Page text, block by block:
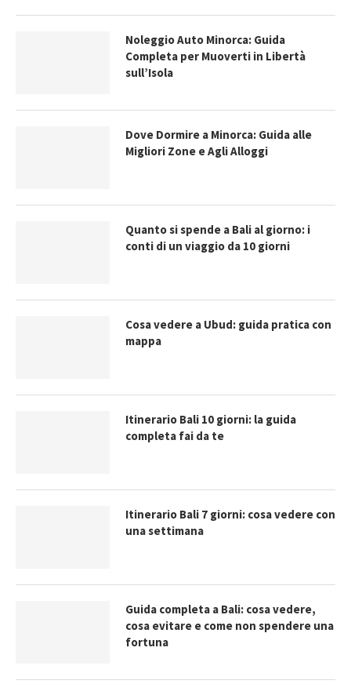
Noleggio Auto Minorca: Guida
Completa per Muoverti in Libertà
sull’Isola
Dove Dormire a Minorca: Guida alle
Migliori Zone e Agli Alloggi
Quanto si spende a Bali al giorno: i
conti di un viaggio da 10 giorni
Cosa vedere a Ubud: guida pratica con
mappa
Itinerario Bali 10 giorni: la guida
completa fai da te
Itinerario Bali 7 giorni: cosa vedere con
una settimana
Guida completa a Bali: cosa vedere,
cosa evitare e come non spendere una
fortuna